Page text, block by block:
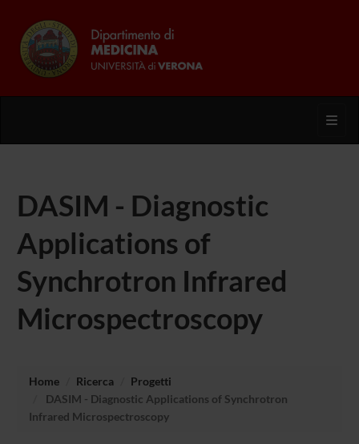
DASIM - Diagnostic
Applications of
Synchrotron Infrared
Microspectroscopy
Home Ricerca
Progetti
DASIM - Diagnostic Applications of Synchrotron
Infrared Microspectroscopy